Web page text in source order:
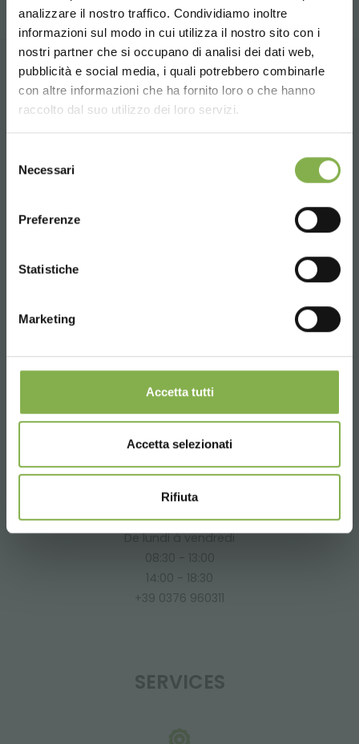
analizzare il nostro traffico. Condividiamo inoltre
informazioni sul modo in cui utilizza il nostro sito con i
nostri partner che si occupano di analisi dei dati web,
pubblicità e social media, i quali potrebbero combinarle
con altre informazioni che ha fornito loro o che hanno
raccolto dal suo utilizzo dei loro servizi.
delNecessari
Preferenze
Statistiche
Marketing
Accetta tutti
Accetta selezionati
Rifiuta
Choose the country you are in and your
language for a better browsing experience
CONTACTS
Email
info@orlandelli.it
De lundi à vendredi
08:30 - 13:00
14:00 - 18:30
+39 0376 960311
SERVICES
TÉLÉCHARGER LA
FICHE TECHNIQUE
Connectez-vous ou
inscrivez-vous pour